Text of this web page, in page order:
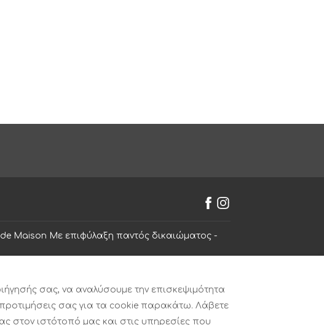
Maison Με επιφύλαξη παντός δικαιώματος -
σας, να αναλύσουμε την επισκεψιμότητα
σας για τα cookie παρακάτω. Λάβετε
στον ιστότοπό μας και στις υπηρεσίες που